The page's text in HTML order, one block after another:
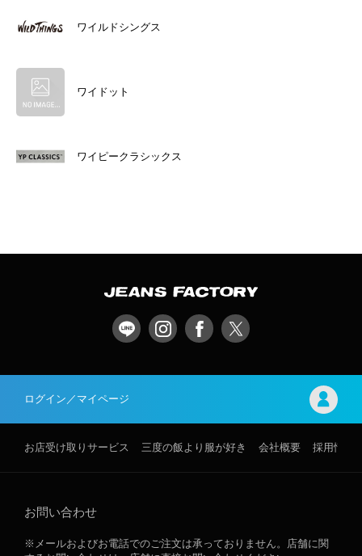
ワイルドシングス
ワイドット
ワイピークラシックス
ログイン／マイページ
お店受け取りサービス 三度の飯より服が好き 会社概要 採用情報
お問い合わせ
※メールおよびお電話でのご注文は承っておりません。店舗に関